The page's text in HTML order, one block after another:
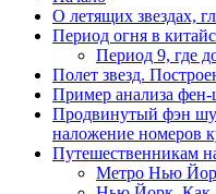
О летящих звездах,
Период огня в
Период 9, где
Полет звезд.
Пример анализа фен-
Продвинутый фэн
наложение номеров
Путешественникам
Метро Нью